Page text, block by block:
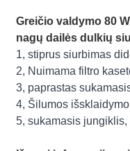
Greičio valdymo 80
nagų dailės dulkių
1, stiprus siurbimas
2, Nuimama filtro
3, paprastas
4, Šilumos
5, sukamasis